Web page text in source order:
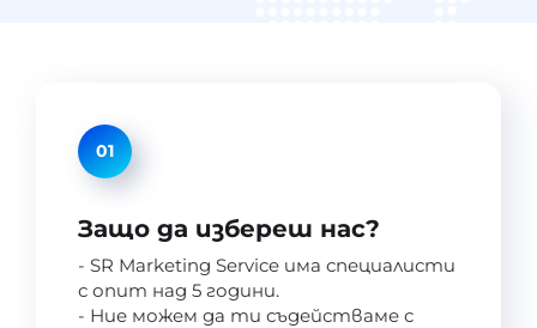
01
Защо да избереш нас?
- SR Marketing Service има специалисти
с опит над 5 години.
- Ние можем да ти съдействаме с